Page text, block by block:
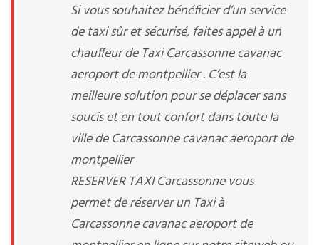
Si vous souhaitez bénéficier d’un service
de taxi sûr et sécurisé, faites appel à un
chauffeur de Taxi Carcassonne cavanac
aeroport de montpellier . C’est la
meilleure solution pour se déplacer sans
soucis et en tout confort dans toute la
ville de Carcassonne cavanac aeroport de
montpellier
RESERVER TAXI Carcassonne vous
permet de réserver un Taxi à
Carcassonne cavanac aeroport de